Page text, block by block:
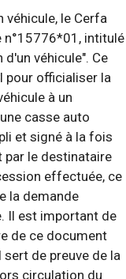
véhicule, le Cerfa
intitulé
véhicule". Ce
pour officialiser la
à un
casse auto
et signé à la fois
par le destinataire
effectuée, ce
la demande
Il est important de
de ce document
de preuve de la
circulation du